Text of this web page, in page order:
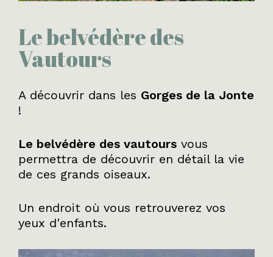
Le belvédère des
Vautours
A découvrir dans les Gorges de la Jonte
!
Le belvédère des vautours vous
permettra de découvrir en détail la vie
de ces grands oiseaux.
Un endroit où vous retrouverez vos
yeux d'enfants.